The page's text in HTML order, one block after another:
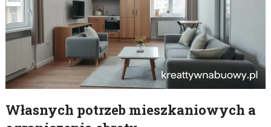
Własnych potrzeb mieszkaniowych a